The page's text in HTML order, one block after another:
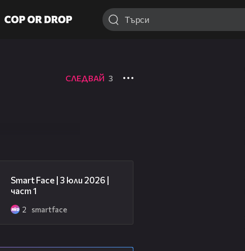
СЛЕДВАЙ 3
Smart Face | 3 юли 2026 |
част 1
2 smartface